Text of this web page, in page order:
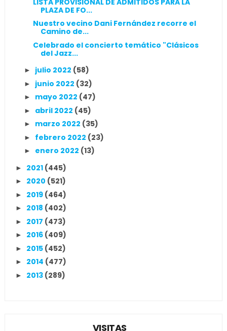
PLAZA DE FO...
Nuestro vecino Dani Fernández recorre el
Camino de...
Celebrado el concierto temático "Clásicos
del Jazz...
► julio 2022 (58)
► junio 2022 (32)
► mayo 2022 (47)
► abril 2022 (45)
► marzo 2022 (35)
► febrero 2022 (23)
► enero 2022 (13)
► 2021 (445)
► 2020 (521)
► 2019 (464)
► 2018 (402)
► 2017 (473)
► 2016 (409)
► 2015 (452)
► 2014 (477)
► 2013 (289)
VISITAS